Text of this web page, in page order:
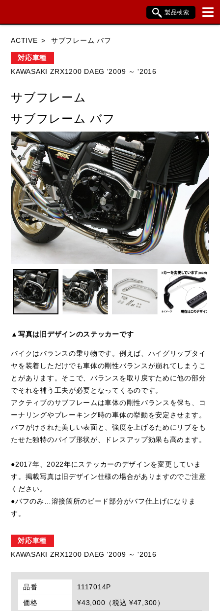
製品検索
HARLEY DAVIDSON KTM TRIUMPH
閉じる
ACTIVE サブフレーム バフ
対応車種
KAWASAKI ZRX1200 DAEG '2009 ～ '2016
サブフレーム
サブフレーム バフ
▲写真は旧デザインのステッカーです
バイクはバランスの乗り物です。例えば、ハイグリップタイ
ヤを装着しただけでも車体の剛性バランスが崩れてしまうこ
とがあります。そこで、バランスを取り戻すために他の部分
でそれを補う工夫が必要となってくるのです。
アクティブのサブフレームは車体の剛性バランスを保ち、コ
ーナリングやブレーキング時の車体の挙動を安定させます。
バフがけされた美しい表面と、強度を上げるためにリブをも
たせた独特のパイプ形状が、ドレスアップ効果も高めます。
●2017年、2022年にステッカーのデザインを変更していま
す。掲載写真は旧デザイン仕様の場合がありますのでご注意
ください。
●バフのみ…溶接箇所のビード部分がバフ仕上げになりま
す。
対応車種
KAWASAKI ZRX1200 DAEG '2009 ～ '2016
品番
1117014P
価格
¥43,000（税込 ¥47,300）